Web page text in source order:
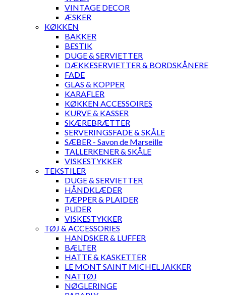
VINTAGE DECOR
ÆSKER
KØKKEN
BAKKER
BESTIK
DUGE & SERVIETTER
DÆKKESERVIETTER & BORDSKÅNERE
FADE
GLAS & KOPPER
KARAFLER
KØKKEN ACCESSOIRES
KURVE & KASSER
SKÆREBRÆTTER
SERVERINGSFADE & SKÅLE
SÆBER - Savon de Marseille
TALLERKENER & SKÅLE
VISKESTYKKER
TEKSTILER
DUGE & SERVIETTER
HÅNDKLÆDER
TÆPPER & PLAIDER
PUDER
VISKESTYKKER
TØJ & ACCESSORIES
HANDSKER & LUFFER
BÆLTER
HATTE & KASKETTER
LE MONT SAINT MICHEL JAKKER
NATTØJ
NØGLERINGE